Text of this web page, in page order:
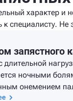
характер и
к специалисту.
запястного
длительной
ночными
онемением